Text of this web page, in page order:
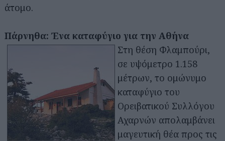
άτομο.
Πάρνηθα: Ένα καταφύγιο για την Αθήνα
Στη θέση Φλαμπούρι,
σε υψόμετρο 1.158
μέτρων, το ομώνυμο
καταφύγιο του
Ορειβατικού Συλλόγου
Αχαρνών απολαμβάνει
μαγευτική θέα προς τις